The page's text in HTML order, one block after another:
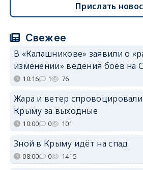
Прислать
Свежее
В «Калашникове» заявили о
изменении» ведения боёв на
10:16 1 76
Жара и ветер
Крыму за выходные
10:00 0 101
Зной в Крыму идёт на спад
08:00 0 1415